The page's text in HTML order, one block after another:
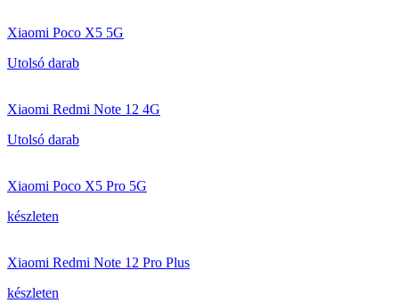
Xiaomi Poco X5 5G
Utolsó darab
Xiaomi Redmi Note 12 4G
Utolsó darab
Xiaomi Poco X5 Pro 5G
készleten
Xiaomi Redmi Note 12 Pro Plus
készleten